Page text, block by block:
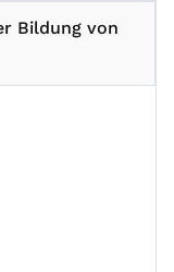
Bildung von